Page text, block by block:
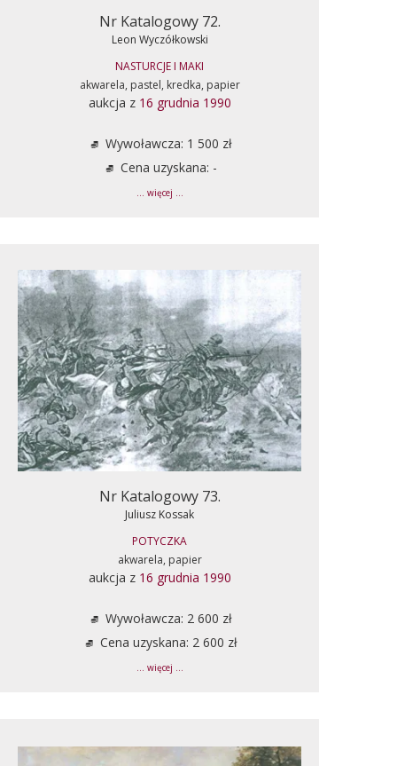
Nr Katalogowy 72.
Leon Wyczółkowski
NASTURCJE I MAKI
akwarela, pastel, kredka, papier
aukcja z 16 grudnia 1990
Wywoławcza: 1 500 zł
Cena uzyskana: -
... więcej ...
Nr Katalogowy 73.
Juliusz Kossak
POTYCZKA
akwarela, papier
aukcja z 16 grudnia 1990
Wywoławcza: 2 600 zł
Cena uzyskana: 2 600 zł
... więcej ...